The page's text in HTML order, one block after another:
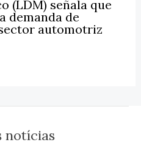
(LDM) señala que
demanda de
automotriz
notícias